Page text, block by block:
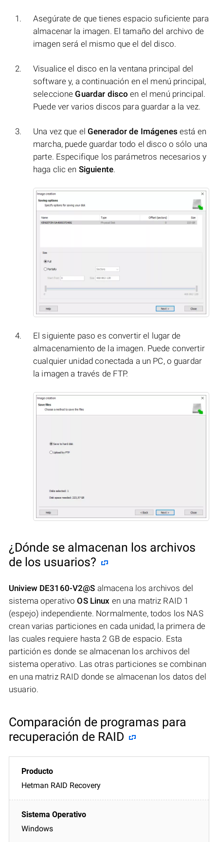
Asegúrate de que tienes espacio suficiente para
almacenar la imagen. El tamaño del archivo de
imagen será el mismo que el del disco.
Visualice el disco en la ventana principal del
software y, a continuación en el menú principal,
seleccioneGuardar disco en el menú principal.
Puede ver varios discos para guardar a la vez.
Una vez que el Generador de Imágenes está en
marcha, puede guardar todo el disco o sólo una
parte. Especifique los parámetros necesarios y
haga clic en Siguiente.
El siguiente paso es convertir el lugar de
almacenamiento de la imagen. Puede convertir
cualquier unidad conectada a un PC, o guardar
la imagen a través de FTP.
¿Dónde se almacenan los archivos
de los usuarios?
Uniview DE3160-V2@S almacena los archivos del
sistema operativoOS Linux en una matriz RAID 1
(espejo) independiente. Normalmente, todos los NAS
crean varias particiones en cada unidad, la primera de
las cuales requiere hasta 2 GB de espacio. Esta
partición es donde se almacenan los archivos del
sistema operativo. Las otras particiones se combinan
en una matriz RAID donde se almacenan los datos del
usuario.
Comparación de programas para
recuperación de RAID
Hetman RAID Recovery
Windows